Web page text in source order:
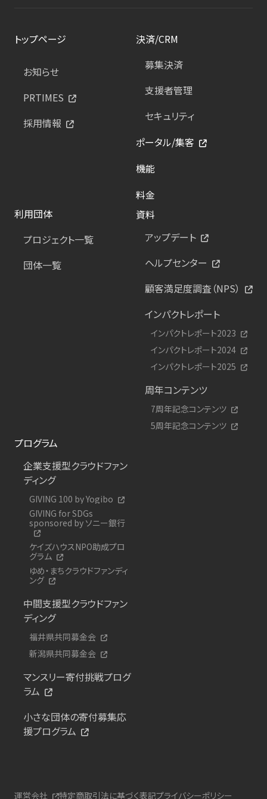
トップページ
お知らせ
PRTIMES
採用情報
決済/CRM
募集決済
支援者管理
セキュリティ
ポータル/集客
機能
料金
利用団体
プロジェクト一覧
団体一覧
資料
アップデート
ヘルプセンター
顧客満足度調査（NPS）
インパクトレポート
インパクトレポート2023
インパクトレポート2024
インパクトレポート2025
周年コンテンツ
7周年記念コンテンツ
5周年記念コンテンツ
プログラム
企業支援型クラウドファン
ディング
GIVING 100 by Yogibo
GIVING for SDGs
sponsored by ソニー銀行
ケイズハウスNPO助成プロ
グラム
ゆめ・まちクラウドファンディ
ング
中間支援型クラウドファン
ディング
福井県共同募金会
新潟県共同募金会
マンスリー寄付挑戦プログ
ラム
小さな団体の寄付募集応
援プログラム
運営会社 特定商取引法に基づく表記プライバシーポリシー